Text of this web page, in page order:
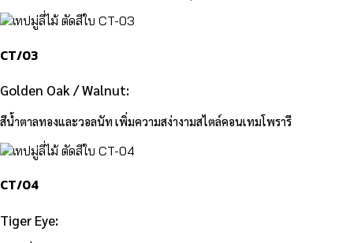
CT/03
Golden Oak / Walnut:
สีน้ำตาลทองและวอลนัท เพิ่มความสง่างามสไตล์คอนเทมโพรารี
CT/04
Tiger Eye: